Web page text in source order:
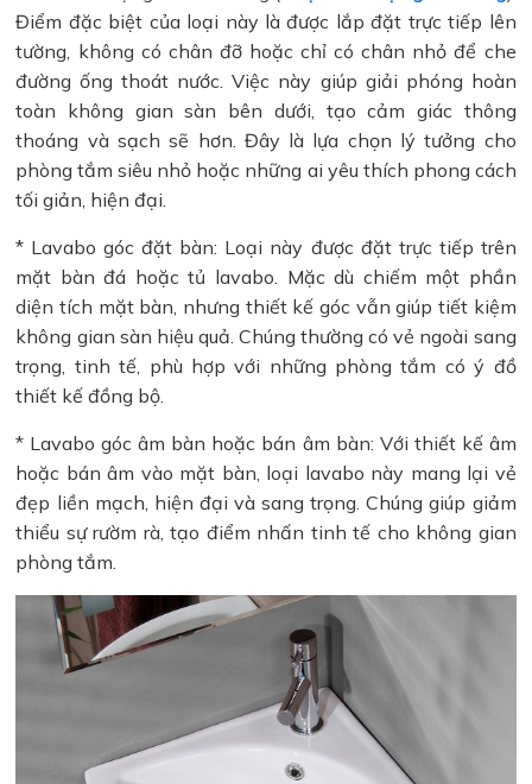
Điểm đặc biệt của loại này là được lắp đặt trực tiếp lên
tường, không có chân đỡ hoặc chỉ có chân nhỏ để che
đường ống thoát nước. Việc này giúp giải phóng hoàn
toàn không gian sàn bên dưới, tạo cảm giác thông
thoáng và sạch sẽ hơn. Đây là lựa chọn lý tưởng cho
phòng tắm siêu nhỏ hoặc những ai yêu thích phong cách
tối giản, hiện đại.
* Lavabo góc đặt bàn: Loại này được đặt trực tiếp trên
mặt bàn đá hoặc tủ lavabo. Mặc dù chiếm một phần
diện tích mặt bàn, nhưng thiết kế góc vẫn giúp tiết kiệm
không gian sàn hiệu quả. Chúng thường có vẻ ngoài sang
trọng, tinh tế, phù hợp với những phòng tắm có ý đồ
thiết kế đồng bộ.
* Lavabo góc âm bàn hoặc bán âm bàn: Với thiết kế âm
hoặc bán âm vào mặt bàn, loại lavabo này mang lại vẻ
đẹp liền mạch, hiện đại và sang trọng. Chúng giúp giảm
thiểu sự rườm rà, tạo điểm nhấn tinh tế cho không gian
phòng tắm.